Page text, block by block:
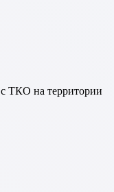
ТКО на территории